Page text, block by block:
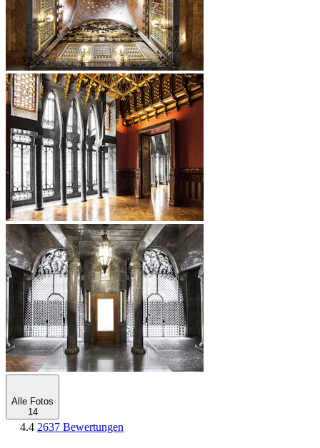
Alle Fotos
14
4.4 2637 Bewertungen